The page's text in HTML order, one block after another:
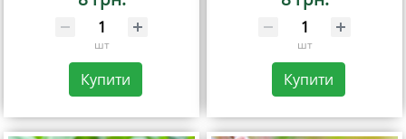
шт
Купити
шт
Купити